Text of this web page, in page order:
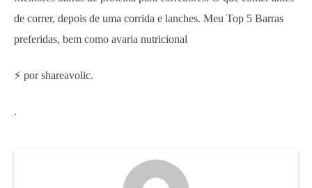
de correr, depois de uma corrida e lanches. Meu Top 5 Barras
preferidas, bem como avaria nutricional
⚡ por shareavolic.
.